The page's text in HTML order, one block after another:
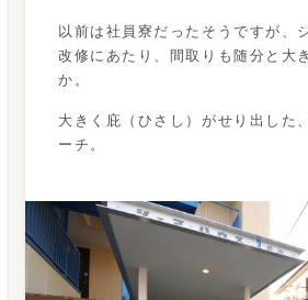
以前は社員寮だったそうですが、
改修にあたり、間取りも随分と大
か。
大きく庇（ひさし）がせり出した
ーチ。